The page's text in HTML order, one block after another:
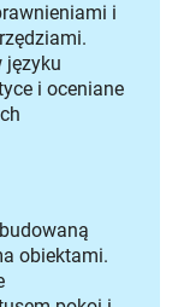
i
języku
i oceniane
obiektami.